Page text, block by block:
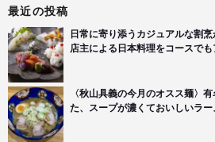
最近の投稿
日常に寄り添うカジュアルな割
店主による日本料理をコースで
〈秋山具義の今月のオスス麺〉
た、スープが濃くておいしいラー